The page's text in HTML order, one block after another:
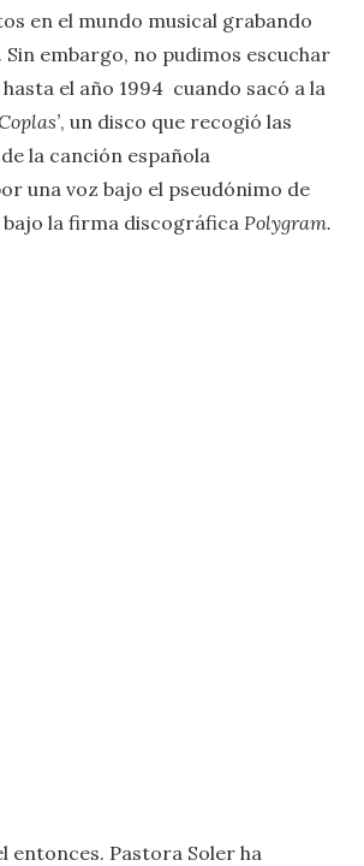
en el mundo musical grabando
embargo, no pudimos escuchar
el año 1994 cuando sacó a la
, un disco que recogió las
la canción española
una voz bajo el pseudónimo de
bajo la firma discográfica Polygram.
entonces. Pastora Soler ha